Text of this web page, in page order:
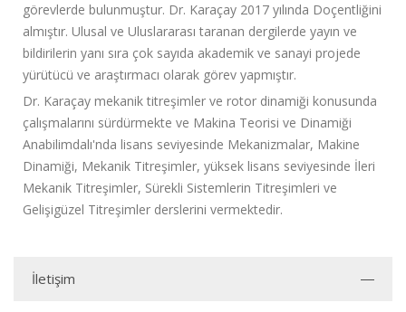
görevlerde bulunmuştur. Dr. Karaçay 2017 yılında Doçentliğini
almıştır. Ulusal ve Uluslararası taranan dergilerde yayın ve
bildirilerin yanı sıra çok sayıda akademik ve sanayi projede
yürütücü ve araştırmacı olarak görev yapmıştır.
Dr. Karaçay mekanik titreşimler ve rotor dinamiği konusunda
çalışmalarını sürdürmekte ve Makina Teorisi ve Dinamiği
Anabilimdalı'nda lisans seviyesinde Mekanizmalar, Makine
Dinamiği, Mekanik Titreşimler, yüksek lisans seviyesinde İleri
Mekanik Titreşimler, Sürekli Sistemlerin Titreşimleri ve
Gelişigüzel Titreşimler derslerini vermektedir.
İletişim